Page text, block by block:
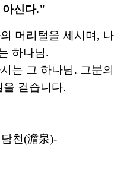
아신다."
머리털을 세시며, 나
하나님.
는 그 하나님. 그분의
걷습니다.
담천(澹泉)-